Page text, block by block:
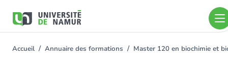
contenu
You
Accueil Annuaire des formations Master 120 en biochimie et